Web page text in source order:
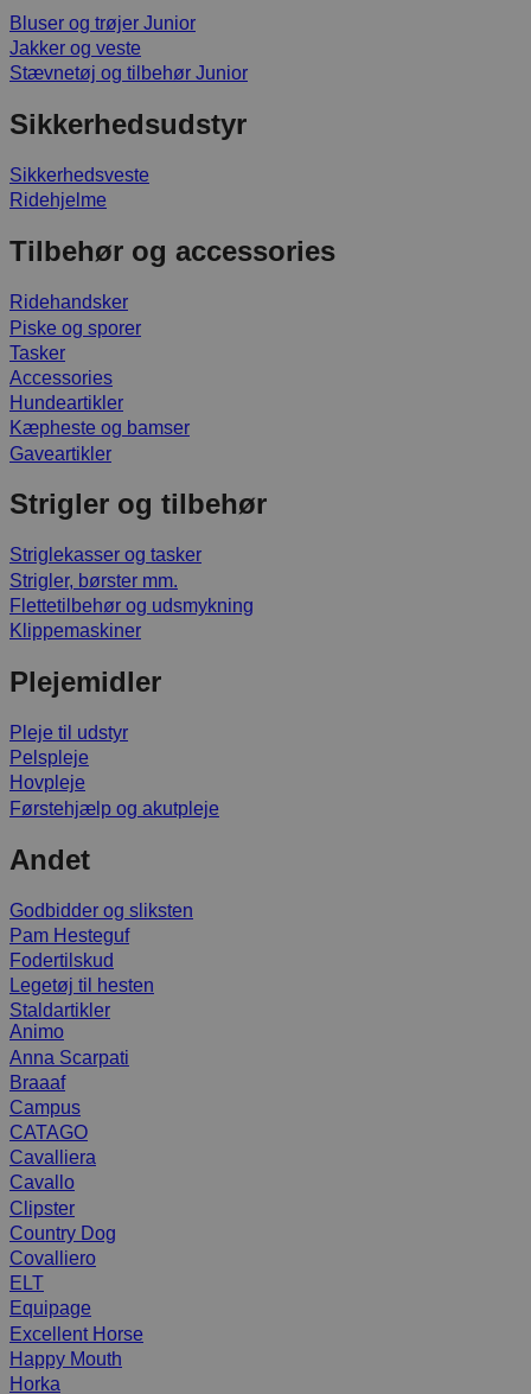
Bluser og trøjer Junior
Jakker og veste
Stævnetøj og tilbehør Junior
Sikkerhedsudstyr
Sikkerhedsveste
Ridehjelme
Tilbehør og accessories
Ridehandsker
Piske og sporer
Tasker
Accessories
Hundeartikler
Kæpheste og bamser
Gaveartikler
Strigler og tilbehør
Striglekasser og tasker
Strigler, børster mm.
Flettetilbehør og udsmykning
Klippemaskiner
Plejemidler
Pleje til udstyr
Pelspleje
Hovpleje
Førstehjælp og akutpleje
Andet
Godbidder og sliksten
Pam Hesteguf
Fodertilskud
Legetøj til hesten
Staldartikler
Animo
Anna Scarpati
Braaaf
Campus
CATAGO
Cavalliera
Cavallo
Clipster
Country Dog
Covalliero
ELT
Equipage
Excellent Horse
Happy Mouth
Horka